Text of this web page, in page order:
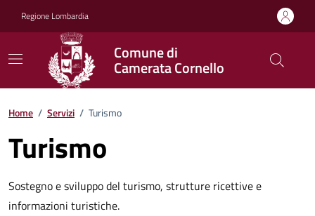
Regione Lombardia
Comune di
Camerata Cornello
Home / Servizi / Turismo
Turismo
Sostegno e sviluppo del turismo, strutture ricettive e
informazioni turistiche.